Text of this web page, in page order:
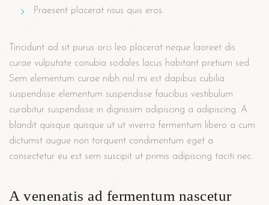
Praesent placerat risus quis eros.
Tincidunt ad sit purus orci leo placerat neque laoreet dis
curae vulputate conubia sodales lacus habitant pretium sed.
Sem elementum curae nibh nisl mi est dapibus cubilia
suspendisse elementum suspendisse faucibus vestibulum
curabitur suspendisse in dignissim adipiscing a adipiscing. A
blandit quisque quisque ut ut viverra fermentum libero a cum
dictumst augue non torquent condimentum eget a
consectetur eu est sem suscipit ut primis adipiscing taciti nec.
A venenatis ad fermentum nascetur